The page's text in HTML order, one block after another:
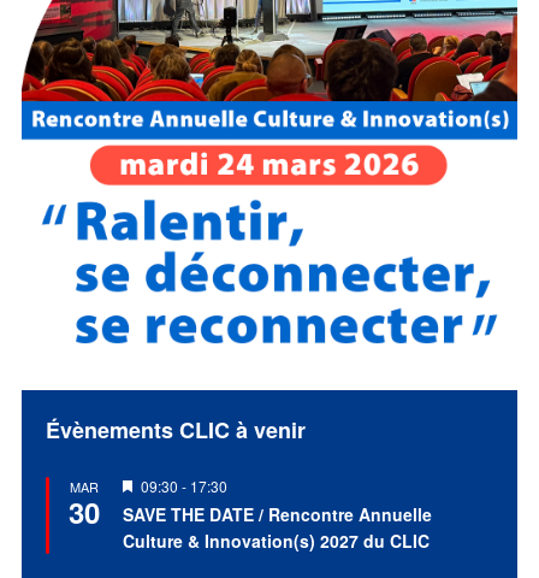
Évènements CLIC à venir
MAR
30
Mis
en
avant
09:30 - 17:30
SAVE THE DATE / Rencontre Annuelle
Culture & Innovation(s) 2027 du CLIC